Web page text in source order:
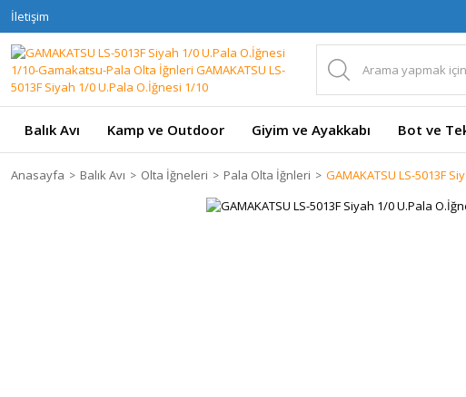
İletişim
Balık Avı Kamp ve Outdoor Giyim ve Ayakkabı Bot ve
Anasayfa Balık Avı Olta İğneleri Pala Olta İğnleri GAMAKATSU LS-5013F